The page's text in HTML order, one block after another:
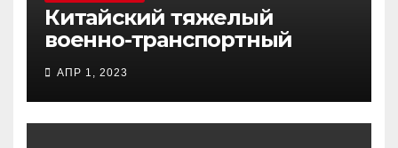
Китайский тяжелый
военно-транспортный
самолет (BTC) Y-20
(«ЮНЬ-20») «Куньпин»
АПР 1, 2023